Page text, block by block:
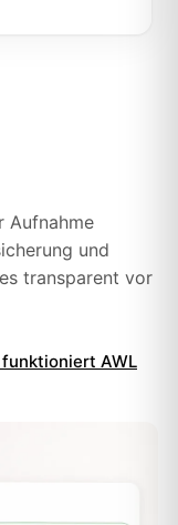
Aufnahme
und
transparent vor
funktioniert AWL